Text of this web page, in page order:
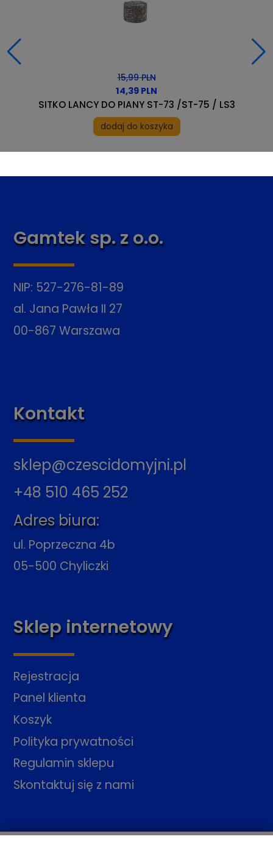
151,29 PLN
121,03 PLN
WĄŻ DO ODKURZACZA D38 MM SREBRNY 5 M
dodaj do koszyka
Gamtek sp. z o.o.
NIP: 527-276-81-89
al. Jana Pawła II 27
00-867 Warszawa
Kontakt
sklep@czescidomyjni.pl
+48 510 465 252
Adres biura:
ul. Poprzeczna 4b
05-500 Chyliczki
Sklep internetowy
Rejestracja
Panel klienta
Koszyk
Polityka prywatności
Regulamin sklepu
Skontaktuj się z nami